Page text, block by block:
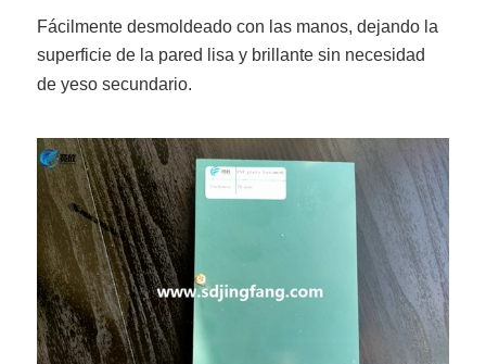
Fácilmente desmoldeado con las manos, dejando la
superficie de la pared lisa y brillante sin necesidad
de yeso secundario.